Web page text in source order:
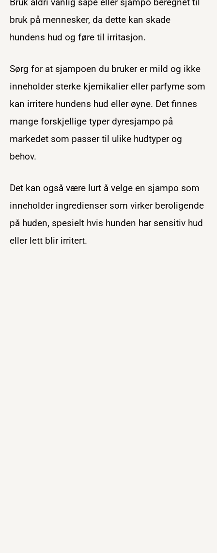
bruk på mennesker, da dette kan skade
hundens hud og føre til irritasjon.
Sørg for at sjampoen du bruker er mild og ikke
inneholder sterke kjemikalier eller parfyme som
kan irritere hundens hud eller øyne. Det finnes
mange forskjellige typer dyresjampo på
markedet som passer til ulike hudtyper og
behov.
Det kan også være lurt å velge en sjampo som
inneholder ingredienser som virker beroligende
på huden, spesielt hvis hunden har sensitiv hud
eller lett blir irritert.